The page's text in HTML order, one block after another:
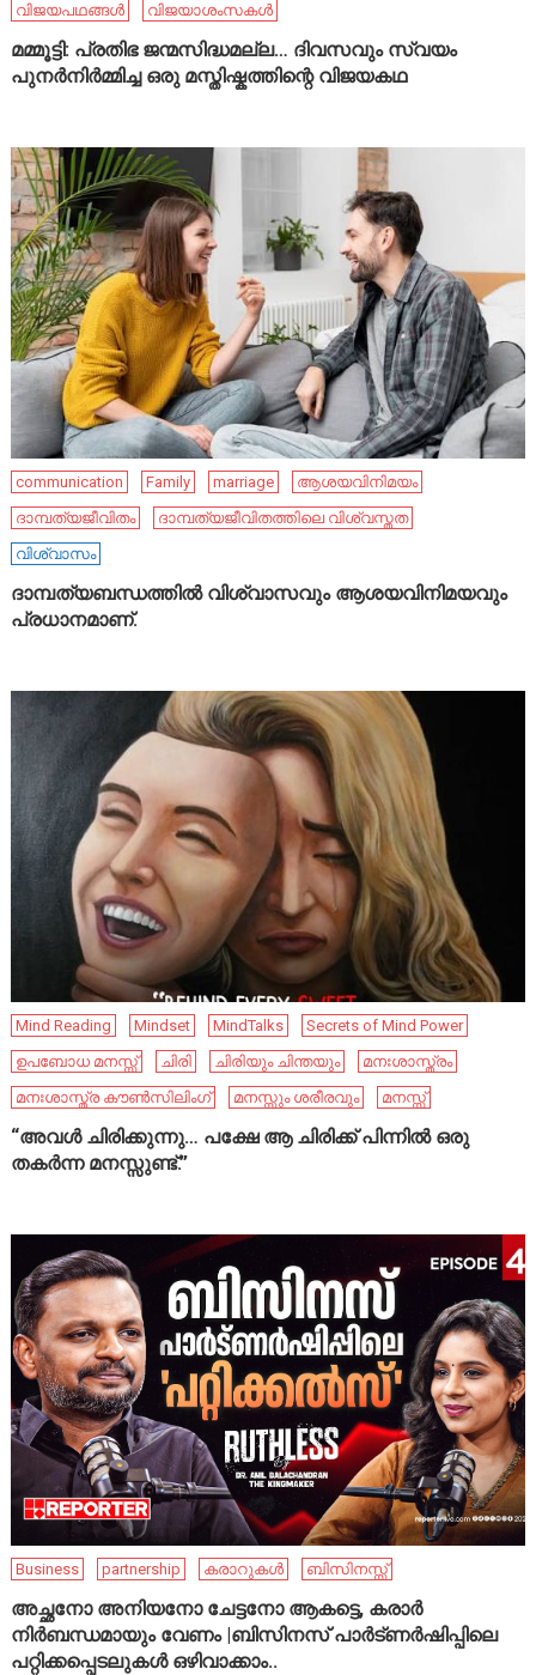
വിജയപഥങ്ങൾ
വിജയാശംസകൾ
മമ്മൂട്ടി: പ്രതിഭ ജന്മസിദ്ധമല്ല… ദിവസവും സ്വയം
പുനർനിർമ്മിച്ച ഒരു മസ്തിഷ്കത്തിന്റെ വിജയകഥ
communication Family marriage
ആശയവിനിമയം
ദാമ്പത്യജീവിതം
ദാമ്പത്യജീവിതത്തിലെ വിശ്വസ്തത
വിശ്വാസം
ദാമ്പത്യബന്ധത്തിൽ വിശ്വാസവും ആശയവിനിമയവും
പ്രധാനമാണ്.
Mind Reading Mindset MindTalks
Secrets of Mind Power
ഉപബോധ മനസ്സ്
ചിരി ചിരിയും ചിന്തയും
മനഃശാസ്ത്രം
മനഃശാസ്ത്ര കൗൺസിലിംഗ്
മനസ്സും ശരീരവും മനസ്സ്
“അവൾ ചിരിക്കുന്നു… പക്ഷേ ആ ചിരിക്ക് പിന്നിൽ ഒരു
തകർന്ന മനസ്സുണ്ട്.”
Business partnership കരാറുകൾ ബിസിനസ്സ്
അച്ഛനോ അനിയനോ ചേട്ടനോ ആകട്ടെ, കരാർ
നിർബന്ധമായും വേണം |ബിസിനസ് പാർട്ണർഷിപ്പിലെ
പറ്റിക്കപ്പെടലുകൾ ഒഴിവാക്കാം..